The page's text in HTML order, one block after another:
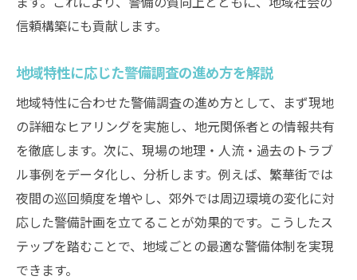
信頼構築にも貢献します。
地域特性に応じた警備調査の進め方を解説
地域特性に合わせた警備調査の進め方として、まず現地
の詳細なヒアリングを実施し、地元関係者との情報共有
を徹底します。次に、現場の地理・人流・過去のトラブ
ル事例をデータ化し、分析します。例えば、繁華街では
夜間の巡回頻度を増やし、郊外では周辺環境の変化に対
応した警備計画を立てることが効果的です。こうしたス
テップを踏むことで、地域ごとの最適な警備体制を実現
できます。